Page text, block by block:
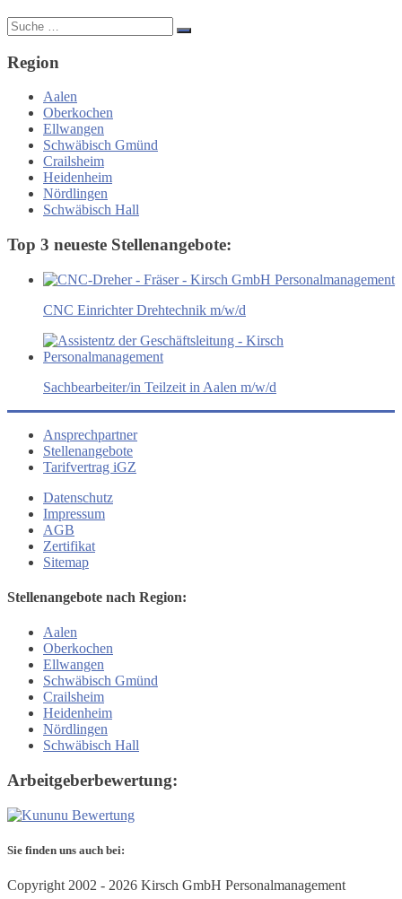
Region
Aalen
Oberkochen
Ellwangen
Schwäbisch Gmünd
Crailsheim
Heidenheim
Nördlingen
Schwäbisch Hall
Top 3 neueste Stellenangebote:
CNC Einrichter Drehtechnik m/w/d
Sachbearbeiter/in Teilzeit in Aalen m/w/d
Ansprechpartner
Stellenangebote
Tarifvertrag iGZ
Datenschutz
Impressum
AGB
Zertifikat
Sitemap
Stellenangebote nach Region:
Aalen
Oberkochen
Ellwangen
Schwäbisch Gmünd
Crailsheim
Heidenheim
Nördlingen
Schwäbisch Hall
Arbeitgeberbewertung:
Sie finden uns auch bei:
Copyright 2002 - 2026 Kirsch GmbH Personalmanagement